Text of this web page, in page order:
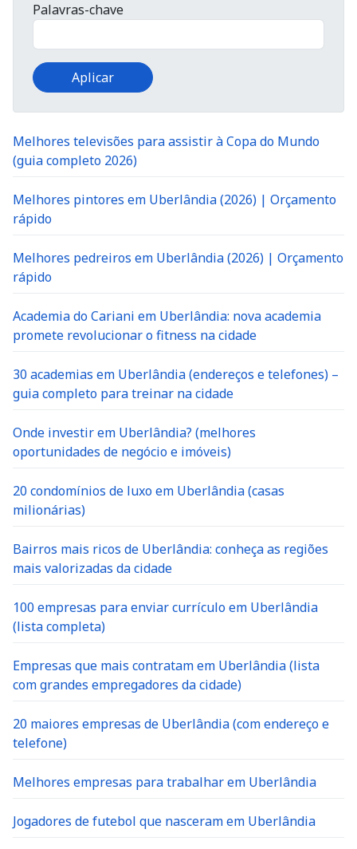
Palavras-chave
Melhores televisões para assistir à Copa do Mundo
(guia completo 2026)
Melhores pintores em Uberlândia (2026) | Orçamento
rápido
Melhores pedreiros em Uberlândia (2026) | Orçamento
rápido
Academia do Cariani em Uberlândia: nova academia
promete revolucionar o fitness na cidade
30 academias em Uberlândia (endereços e telefones) –
guia completo para treinar na cidade
Onde investir em Uberlândia? (melhores
oportunidades de negócio e imóveis)
20 condomínios de luxo em Uberlândia (casas
milionárias)
Bairros mais ricos de Uberlândia: conheça as regiões
mais valorizadas da cidade
100 empresas para enviar currículo em Uberlândia
(lista completa)
Empresas que mais contratam em Uberlândia (lista
com grandes empregadores da cidade)
20 maiores empresas de Uberlândia (com endereço e
telefone)
Melhores empresas para trabalhar em Uberlândia
Jogadores de futebol que nasceram em Uberlândia